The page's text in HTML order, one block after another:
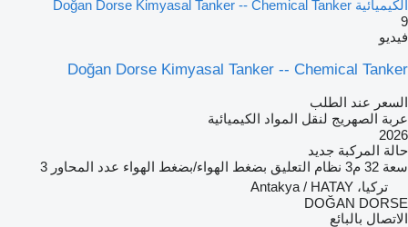
الكيميائية Doğan Dorse Kimyasal Tanker -- Chemical Tanker
9
فيديو
Doğan Dorse Kimyasal Tanker -- Chemical Tanker
السعر عند الطلب
عربة الصهريج لنقل المواد الكيميائية
2026
حالة المركبة جديد
سعة 32 م3 نظام التعليق بضغط الهواء/بضغط الهواء عدد المحاور 3
تركيا، Antakya / HATAY
DOĞAN DORSE
الاتصال بالبائع